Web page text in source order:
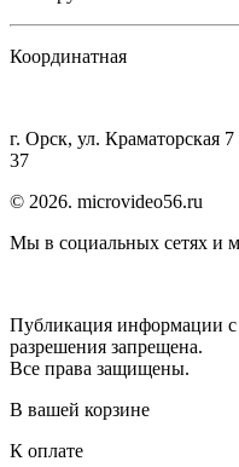
Координатная
г. Орск, ул. Краматорская
37
© 2026. microvideo56.ru
Мы в социальных сетях и
Публикация информации с
разрешения запрещена.
Все права защищены.
В вашей корзине
К оплате